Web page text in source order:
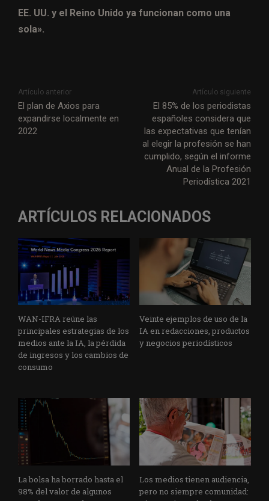
EE. UU. y el Reino Unido ya funcionan como una
sola».
Artículo anterior
El plan de Axios para
expandirse localmente en
2022
Artículo siguiente
El 85% de los periodistas
españoles considera que
las expectativas que tenían
al elegir la profesión se han
cumplido, según el informe
Anual de la Profesión
Periodística 2021
ARTÍCULOS RELACIONADOS
WAN-IFRA reúne las
principales estrategias de los
medios ante la IA, la pérdida
de ingresos y los cambios de
consumo
Veinte ejemplos de uso de la
IA en redacciones, productos
y negocios periodísticos
La bolsa ha borrado hasta el
98% del valor de algunos
Los medios tienen audiencia,
pero no siempre comunidad: